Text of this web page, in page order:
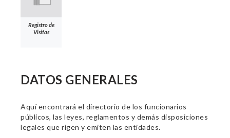
Registro de
Visitas
DATOS GENERALES
Aquí encontrará el directorio de los funcionarios
públicos, las leyes, reglamentos y demás disposiciones
legales que rigen y emiten las entidades.